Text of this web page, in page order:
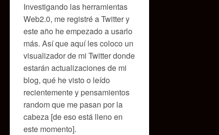
Investigando las herramientas
Web2.0, me registré a Twitter y
este año he empezado a usarlo
más. Así que aquí les coloco un
visualizador de mi Twitter donde
estarán actualizaciones de mi
blog, qué he visto o leído
recientemente y pensamientos
random que me pasan por la
cabeza [de eso está lleno en
este momento].